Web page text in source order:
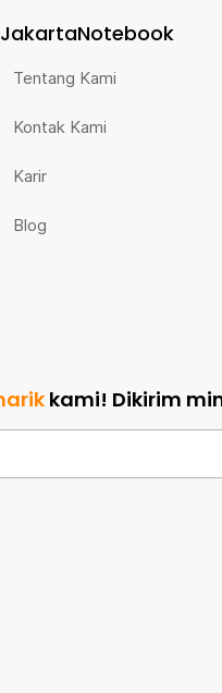
JakartaNotebook
Tentang Kami
Kontak Kami
Karir
Blog
kami! Dikirim